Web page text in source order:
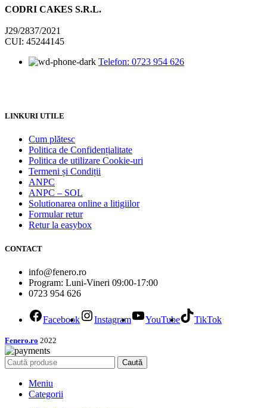
CODRI CAKES S.R.L.
J29/2837/2021
CUI: 45244145
Telefon: 0723 954 626
LINKURI UTILE
Cum plătesc
Politica de Confidențialitate
Politica de utilizare Cookie-uri
Termeni și Condiții
ANPC
ANPC – SOL
Solutionarea online a litigiilor
Formular retur
Retur la easybox
CONTACT
info@fenero.ro
Program: Luni-Vineri 09:00-17:00
0723 954 626
Facebook Instagram YouTube TikTok
Fenero.ro 2022
Caută
Meniu
Categorii